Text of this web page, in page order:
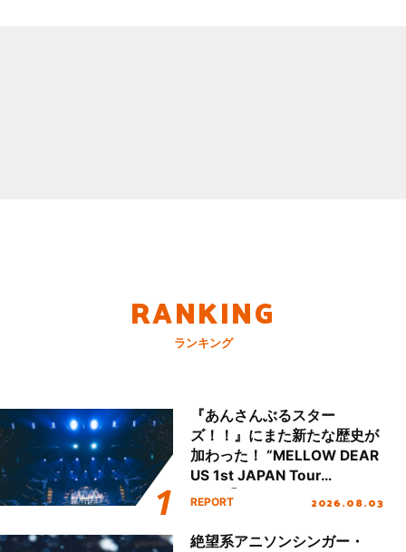
RANKING
ランキング
『あんさんぶるスター
ズ！！』にまた新たな歴史が
加わった！ “MELLOW DEAR
US 1st JAPAN Tour
Final「NICE to meet YOU
ート!!
REPORT 2026.08.03
絶望系アニソンシンガー・